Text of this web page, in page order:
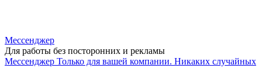
Мессенджер
Для работы без посторонних и рекламы
Мессенджер Только для вашей компании. Никаких случайных